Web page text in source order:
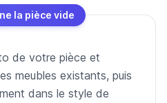
la pièce vide
de votre pièce et
meubles existants, puis
dans le style de